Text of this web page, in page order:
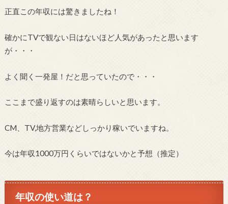
正直この年収には驚きましたね！
確かにTVで観ない日はないほど人気があったと思います
が・・・
よく聞く一発屋！だと思っていたので・・・
ここまで盛り返すのは素晴らしいと思います。
CM、TV,地方営業などしっかり稼いでいますね。
今は年収1000万円くらいではないかと予想（推定）
年収の使い道は？